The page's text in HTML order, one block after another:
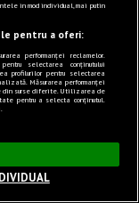
×
in mod individual, mai putin
pentru a oferi:
performanței reclamelor.
selectarea conținutului
profilurilor pentru selectarea
Măsurarea performanței
din surse diferite. Utilizarea de
pentru a selecta conținutul.